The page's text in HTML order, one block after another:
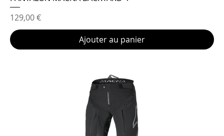
Prix
129,00 €
Ajouter au panier